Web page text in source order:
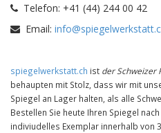
Telefon: +41 (44) 244 00 42
Email:
spiegelwerkstatt.ch ist der Schweizer
behaupten mit Stolz, dass wir mit
Spiegel an Lager halten, als alle
Bestellen Sie heute Ihren Spiegel
indiviudelles Exemplar innerhalb von